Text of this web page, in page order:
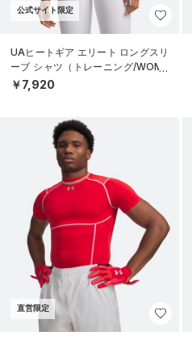
公式サイト限定
UAヒートギア エリート ロングスリ
ーブ シャツ（トレーニング/WOME
N）
￥7,920
直営限定